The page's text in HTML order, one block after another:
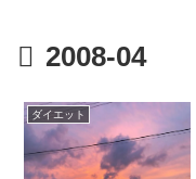
2008-04
ダイエット